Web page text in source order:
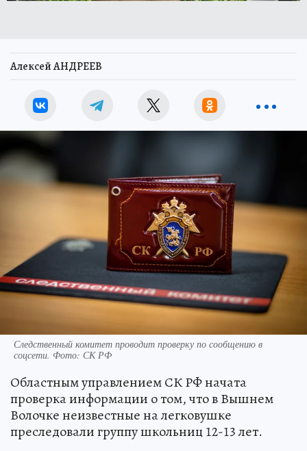
Алексей АНДРЕЕВ
Следственный комитет проводит проверку по сообщению в
соцсети. Фото: СК РФ
Областным управлением СК РФ начата
проверка информации о том, что в Вышнем
Волочке неизвестные на легковушке
преследовали группу школьниц 12-13 лет.